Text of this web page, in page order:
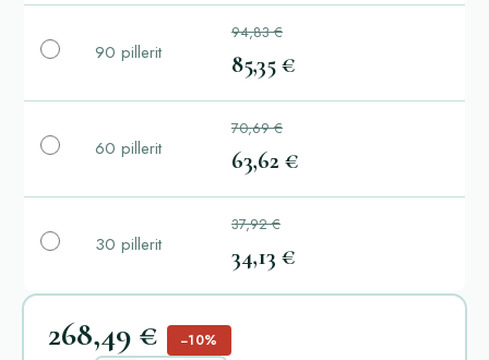
90 pillerit
94,83 €
85,35 €
60 pillerit
70,69 €
63,62 €
30 pillerit
37,92 €
34,13 €
268,49 € −10%